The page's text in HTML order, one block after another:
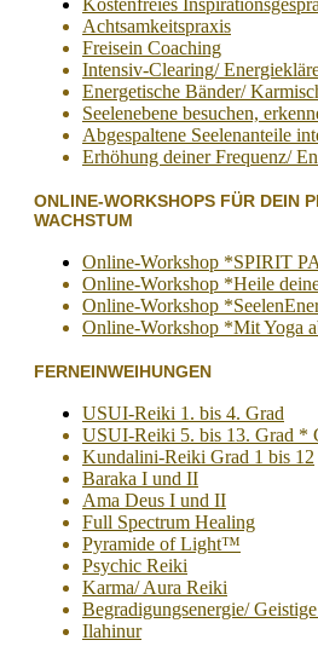
Kostenfreies
Achtsamkeitspraxis
Freisein Coaching
Intensiv-Clearing/
Energetische Bänder/
Seelenebene besuchen,
Abgespaltene Seelenanteile
Erhöhung deiner Frequenz/
ONLINE-WORKSHOPS FÜR DEIN
WACHSTUM
Online-Workshop *SPIRIT
Online-Workshop *Heile
Online-Workshop
Online-Workshop *Mit Yoga
FERNEINWEIHUNGEN
USUI-Reiki 1. bis 4. Grad
USUI-Reiki 5. bis 13. Grad *
Kundalini-Reiki Grad 1 bis 12
Baraka I und II
Ama Deus I und II
Full Spectrum Healing
Pyramide of Light™
Psychic Reiki
Karma/ Aura Reiki
Begradigungsenergie/
Ilahinur